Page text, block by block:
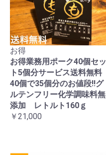
お得
お得業務用ポーク40個セッ
ト5個分サービス送料無料
40個で35個分のお値段!!グ
ルテンフリー化学調味料無
添加 レトルト160ｇ
￥21,000